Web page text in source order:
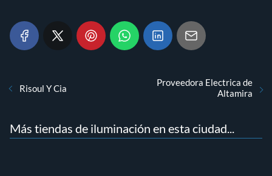
Risoul Y Cia
Proveedora Electrica de
Altamira
Más tiendas de iluminación en esta ciudad...